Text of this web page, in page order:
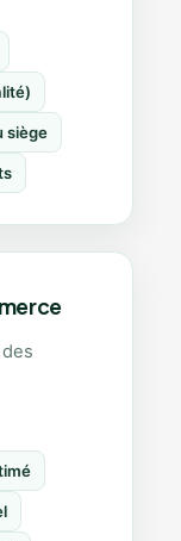
siège